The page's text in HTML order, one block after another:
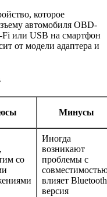
которое
автомобиля OBD-
или USB на смартфон
от модели адаптера и
Минусы
со
Иногда
возникают
проблемы с
влияет
версия